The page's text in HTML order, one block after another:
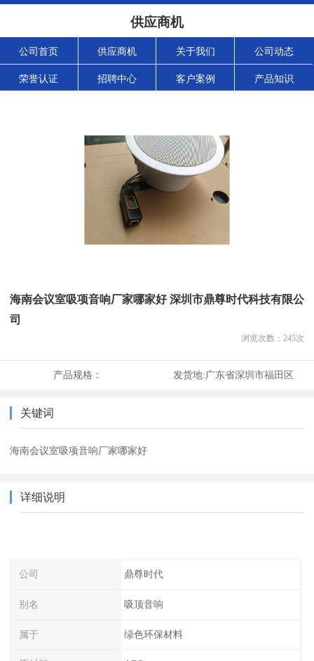
供应商机
公司首页 供应商机 关于我们 公司动态
荣誉认证 招聘中心 客户案例 产品知识
海南会议室吸项音响厂家哪家好 深圳市鼎尊时代科技有限公
司
浏览次数： 245次
产品规格： 发货地:广东省深圳市福田区
关键词
海南会议室吸项音响厂家哪家好
详细说明
公司 鼎尊时代
别名 吸顶音响
属于 绿色环保材料